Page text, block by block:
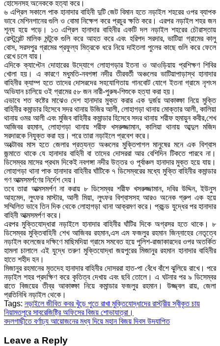
হোসেনসহ অনেককে হত্যা করে।
৬ এপ্রিল সকালে পাক হানাদার বাহিনী দুটি জেট বিমান হতে নড়াইল শহরের ওপর ব্যাপক
ভাবে মেশিনগানের গুলি ও বোমা নিক্ষেপ করে প্রচুর ক্ষতি করে। এরপর নড়াইল শহর জন
শূন্য হয়ে পড়ে। ১৩ এপ্রিল হানাদার বাহিনীর একটি দল নড়াইল শহরের চৌরাস্তায়
রেস্টুরেন্ট মালিক মন্টুকে গুলি করে আহত করে এবং হরিপদ সরদার, ভাটিয়া গ্রামের কালু
বোস, সরসপুর গ্রামের প্রফুল্য মিত্রকে ধরে নিয়ে দাইতলা পুলের কাছে গুলি করে ফেলে
রেখে চলে যায়।
এদিকে ক্যাপ্টেন দোহারের উদ্যোগে লোহাগড়ার ইতনা ও আওড়িয়ায় প্রশিক্ষণ শিবির
খোলা হয়। এ কারণে মধুমতি-নবগঙ্গা নদীর তীরবর্তী অঞ্চলের ভাটিয়াপাড়াস্থ হানাদার
বাহিনীর ক্যাম্প হতে তাদের দোসরদের সহযোগিতায় গানবোট যোগে ইতনা গ্রামে নৃশংস
অভিযান চালিয়ে ওই গ্রামের ৫৮ জন নারী-পুরুষ-শিশুকে হত্যা করা হয়।
এভাবে শত কষ্টের মাঝেও দেশ হানাদার মুক্ত করার এক দুর্জয় আকাঙ্ক্ষা নিয়ে মুক্তি
বাহিনীর কমান্ডার হিসেবে সদর থানায় উজির আলী, লোহাগড়া থানায় মোক্তার আলী, কালিয়া
থানায় ওমর আলী এবং মুজিব বাহিনীর কমান্ডার হিসেবে সদর থানায় শরীফ হুমায়ুন কবীর,শেখ
আজিবর রহমান, লোহাগড়া থানায় শরীফ খসরুজ্জামান, কালিয়া থানায় আব্দুল মজিদ
সরদারকে নিযুক্ত করা হয়। পরে তারা নড়াইলে প্রবেশ করে।
অক্টোবর মাস হতে জেলার প্রত্যন্ত অঞ্চলের মুক্তিপাগল মানুষের মনে এক বিশ্বাস
জন্মাতে থাকে যে হানাদার বাহিনী বা তাদের দোসররা আর বেশিদিন টিকতে পারবে না।
ডিসেম্বর মাসের প্রথম দিকেই নবগঙ্গা নদীর উত্তর ও পূর্বাঞ্চল হানাদার মুক্ত হয়ে যায়।
লোহাগড়া থানা পাক হানাদার বাহিনীর ঘাঁটিকে ৭ ডিসেম্বরের মধ্যে মুক্তি বাহিনীর কমান্ডার
গণ আত্মসমর্পণের নির্দেশ দেয়।
তবে তারা আত্মসমর্পণ না করায় ৮ ডিসেম্বর শরীফ খসরুজ্জামান, দবির উদ্দিন, ইউনুস
আহমেদ, লুৎফর মাস্টার, আলী মিয়া, লুৎফর বিশ্বাসসহ আরও অনেক গ্রুপ এক হয়ে
সম্মিলিত ভাবে তিন দিক থেকে লোহাগড়া থানা আক্রমণ করে। প্রচন্ড যুদ্ধের পর হানাদার
বাহিনী আত্মসমর্পণ করে।
এরপর মুক্তিযোদ্ধারা নড়াইলে হানাদার বাহিনীর ঘাঁটির দিকে অগ্রসর হতে থাকে। ৮
ডিসেম্বর মুক্তিবাহিনী শেখ আজিবর রহমান,এস এম ফজলুর রহমান জিন্নাহের নেতৃত্বে
নড়াইল কলেজের দক্ষিণে মাছিমদিয়া গ্রামে সমবেত হয়ে পুলিশ-রাজাকারদের ওপর অতর্কিত
হামলা চালালে এই যুদ্ধে তরুণ মুক্তিযোদ্ধা জয়পুরের মিজানুর রহমান হানাদার বাহিনীর
হাতে শহীদ হন।
মিজানুর রহমানের মৃতদেহ হানাদার বাহিনীর দোসররা হাত-পা বেঁধে বাঁশে ঝুলিয়ে রাখে। পরে
নড়াইল শহর প্রদক্ষিণ করে কৃতিত্ব দেখায় এবং ছবি তোলে। এ ঘটনার পর ৯ ডিসেম্বর
রাতে বিজয়ের তীব্র আকাঙ্ক্ষা নিয়ে কমান্ডার ফজলুর রহমান। উজ্জ্বল রায়, জেলা
প্রতিনিধি নড়াইল থেকে।
Tags: নড়াইলে জীবিত কবর খুঁড়ে পুতে রাখা মুক্তিযোদ্ধাদের রাস্ট্রীয় স্বীকৃত চায়
Post
navigation
নিয়ামতপুরে সাবরেজিষ্ট্রি অফিসের বিজয় শোভাযাত্রা।
বদলগাছীতে বর্ণাঢ্য আয়োজনের মধ্য দিয়ে মহান বিজয় দিবস উদযাপিত
Leave a Reply